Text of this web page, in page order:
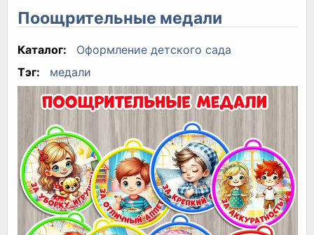
Поощрительные медали
Каталог:
Оформление детского сада
Тэг:
медали